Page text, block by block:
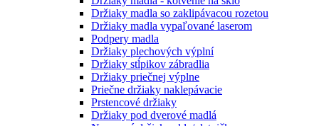
Držiaky madla so zaklipávacou rozetou
Držiaky madla vypaľované laserom
Podpery madla
Držiaky plechových výplní
Držiaky stĺpikov zábradlia
Držiaky priečnej výplne
Priečne držiaky naklepávacie
Prstencové držiaky
Držiaky pod dverové madlá